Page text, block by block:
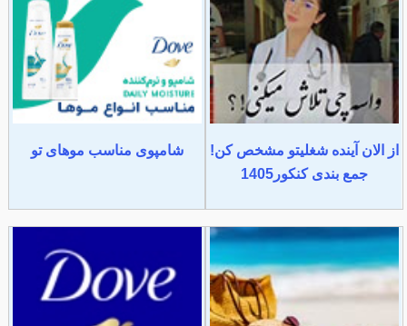
از الان آینده شغلیتو مشخص کن!
جمع بندی کنکور1405
شامپوی مناسب موهای تو